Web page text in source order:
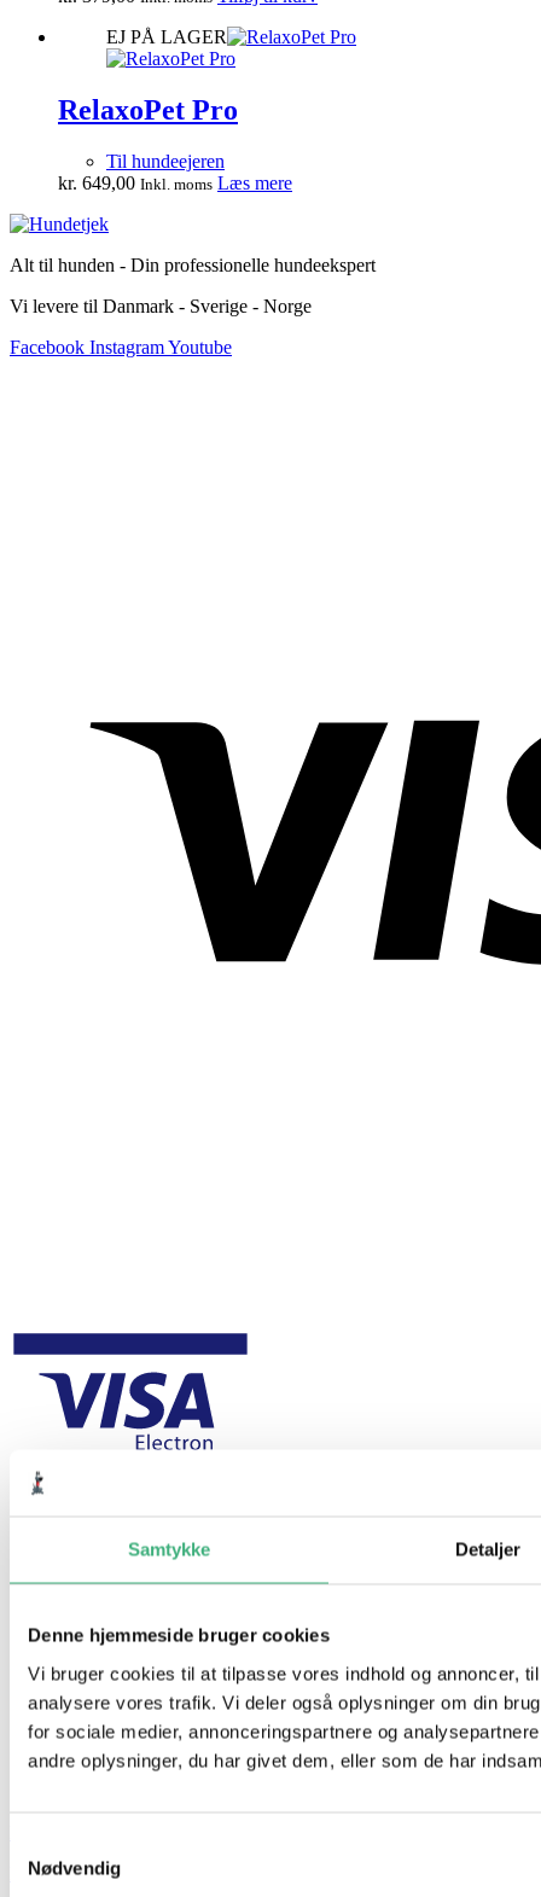
Samtykke Detaljer
Denne hjemmeside bruger cookies
Vi bruger cookies til at tilpasse vores indhold og annoncer,
analysere vores trafik. Vi deler også oplysninger om din
for sociale medier, annonceringspartnere og
andre oplysninger, du har givet dem, eller som de har
Nødvendig
EJ PÅ LAGER
RelaxoPet Pro
Til hundeejeren
kr. 649,00 Inkl. moms Læs mere
Alt til hunden - Din professionelle hundeekspert
Vi levere til Danmark - Sverige - Norge
Facebook InstagramYoutube
Kontakt